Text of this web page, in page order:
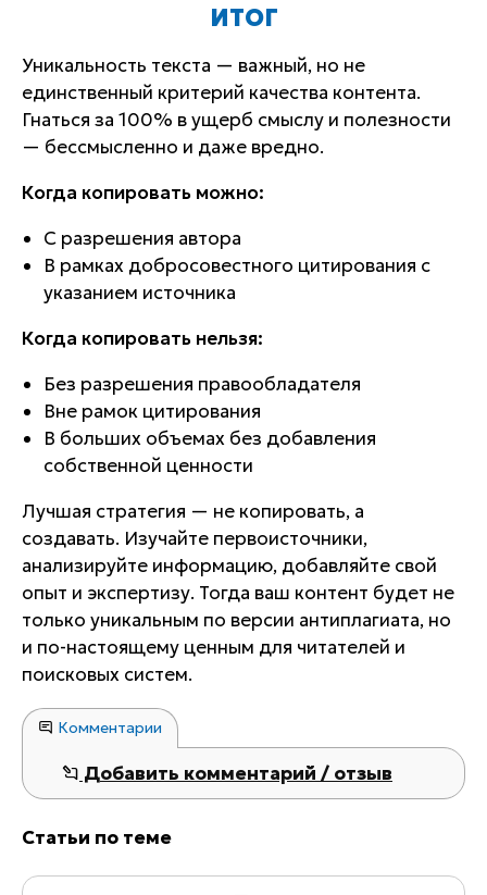
ИТОГ
Уникальность текста — важный, но не
единственный критерий качества контента.
Гнаться за 100% в ущерб смыслу и полезности
— бессмысленно и даже вредно.
Когда копировать можно:
С разрешения автора
В рамках добросовестного цитирования с
указанием источника
Когда копировать нельзя:
Без разрешения правообладателя
Вне рамок цитирования
В больших объемах без добавления
собственной ценности
Лучшая стратегия — не копировать, а
создавать. Изучайте первоисточники,
анализируйте информацию, добавляйте свой
опыт и экспертизу. Тогда ваш контент будет не
только уникальным по версии антиплагиата, но
и по-настоящему ценным для читателей и
поисковых систем.
Комментарии
Добавить комментарий / отзыв
Статьи по теме